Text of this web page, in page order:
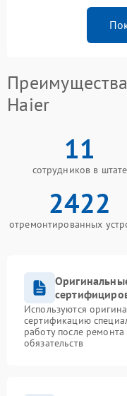
Haier
11
сотрудников в штате
2422
отремонтированных
Используются
сертификацию
работу после
обязательств